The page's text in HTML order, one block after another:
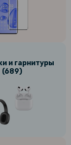
и гарнитуры
(689)